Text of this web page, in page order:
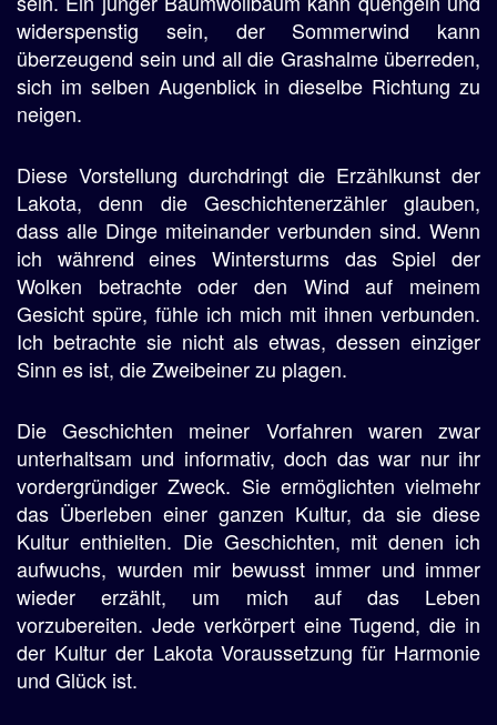
widerspenstig sein, der Sommerwind kann
überzeugend sein und all die Grashalme überreden,
sich im selben Augenblick in dieselbe Richtung zu
neigen.
Diese Vorstellung durchdringt die Erzählkunst der
Lakota, denn die Geschichtenerzähler glauben,
dass alle Dinge miteinander verbunden sind. Wenn
ich während eines Wintersturms das Spiel der
Wolken betrachte oder den Wind auf meinem
Gesicht spüre, fühle ich mich mit ihnen verbunden.
Ich betrachte sie nicht als etwas, dessen einziger
Sinn es ist, die Zweibeiner zu plagen.
Die Geschichten meiner Vorfahren waren zwar
unterhaltsam und informativ, doch das war nur ihr
vordergründiger Zweck. Sie ermöglichten vielmehr
das Überleben einer ganzen Kultur, da sie diese
Kultur enthielten. Die Geschichten, mit denen ich
aufwuchs, wurden mir bewusst immer und immer
wieder erzählt, um mich auf das Leben
vorzubereiten. Jede verkörpert eine Tugend, die in
der Kultur der Lakota Voraussetzung für Harmonie
und Glück ist.